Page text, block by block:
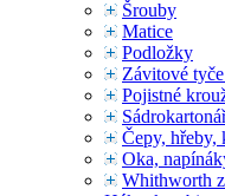
Šrouby
Matice
Podložky
Závitové
Pojistné
Čepy, hřeby,
Oka,
Whithworth